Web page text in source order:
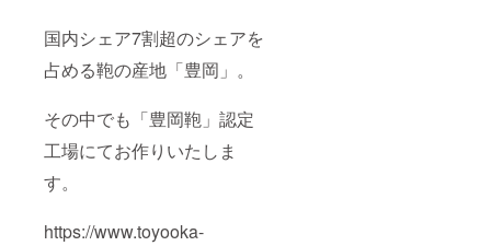
国内シェア7割超のシェアを
占める鞄の産地「豊岡」。
その中でも「豊岡鞄」認定
工場にてお作りいたしま
す。
https://www.toyooka-